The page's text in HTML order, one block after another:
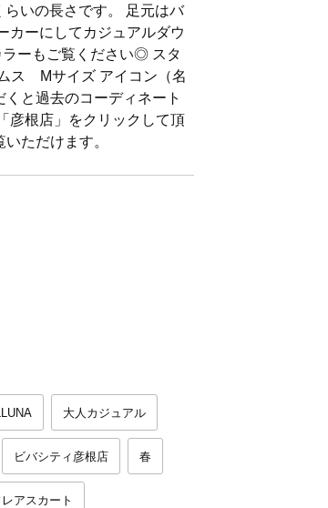
いの長さです。 足元はバ
カーにしてカジュアルダウ
ーもご覧ください◎ スタ
ス Mサイズ アイコン（名
と過去のコーディネート
彦根店」をクリックして頂
ただけます。
大人カジュアル
ビバシティ彦根店 春
レアスカート